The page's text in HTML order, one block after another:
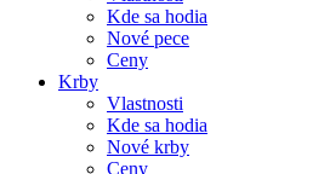
Kde sa hodia
Nové pece
Ceny
Krby
Vlastnosti
Kde sa hodia
Nové krby
Ceny